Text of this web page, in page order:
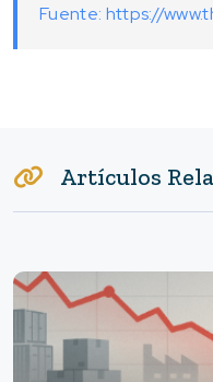
Fuente: https://
Artículos